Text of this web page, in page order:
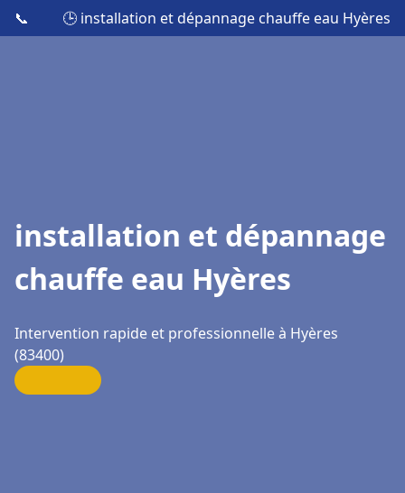
📞 🕒 installation et dépannage chauffe eau Hyères
installation et dépannage
chauffe eau Hyères
Intervention rapide et professionnelle à Hyères
(83400)